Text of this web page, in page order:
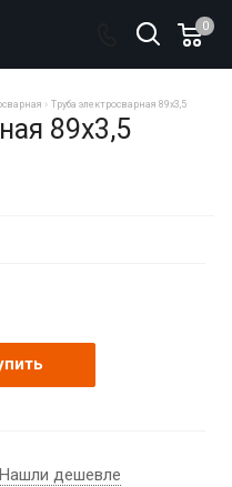
0
Труба электросварная 89х3,5
89х3,5
Нашли дешевле